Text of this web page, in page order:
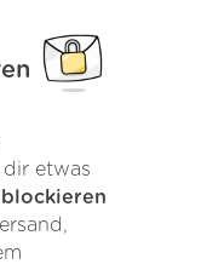
dir etwas
blockieren